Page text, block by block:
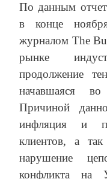
По данным
в конце
журналом The
рынке
продолжение
начавшаяся
Причиной
инфляция и
клиентов, а так
нарушение
конфликта на